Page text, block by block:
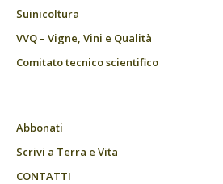
Suinicoltura
VVQ – Vigne, Vini e Qualità
Comitato tecnico scientifico
Abbonati
Scrivi a Terra e Vita
CONTATTI